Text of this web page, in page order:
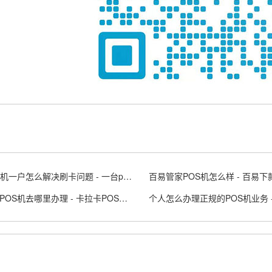
POS一机一户怎么解决刷卡问题 - 一台pos机可以两个人用吗
百易管家POS机怎么样 - 百易下
卡拉卡POS机去哪里办理 - 卡拉卡POS是什么意思